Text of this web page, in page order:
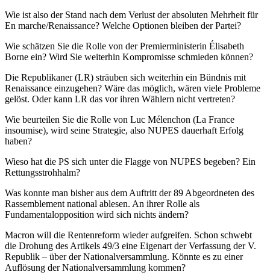
Wie ist also der Stand nach dem Verlust der absoluten Mehrheit für
En marche/Renaissance? Welche Optionen bleiben der Partei?
Wie schätzen Sie die Rolle von der Premierministerin Élisabeth
Borne ein? Wird Sie weiterhin Kompromisse schmieden können?
Die Republikaner (LR) sträuben sich weiterhin ein Bündnis mit
Renaissance einzugehen? Wäre das möglich, wären viele Probleme
gelöst. Oder kann LR das vor ihren Wählern nicht vertreten?
Wie beurteilen Sie die Rolle von Luc Mélenchon (La France
insoumise), wird seine Strategie, also NUPES dauerhaft Erfolg
haben?
Wieso hat die PS sich unter die Flagge von NUPES begeben? Ein
Rettungsstrohhalm?
Was konnte man bisher aus dem Auftritt der 89 Abgeordneten des
Rassemblement national ablesen. An ihrer Rolle als
Fundamentalopposition wird sich nichts ändern?
Macron will die Rentenreform wieder aufgreifen. Schon schwebt
die Drohung des Artikels 49/3 eine Eigenart der Verfassung der V.
Republik – über der Nationalversammlung. Könnte es zu einer
Auflösung der Nationalversammlung kommen?